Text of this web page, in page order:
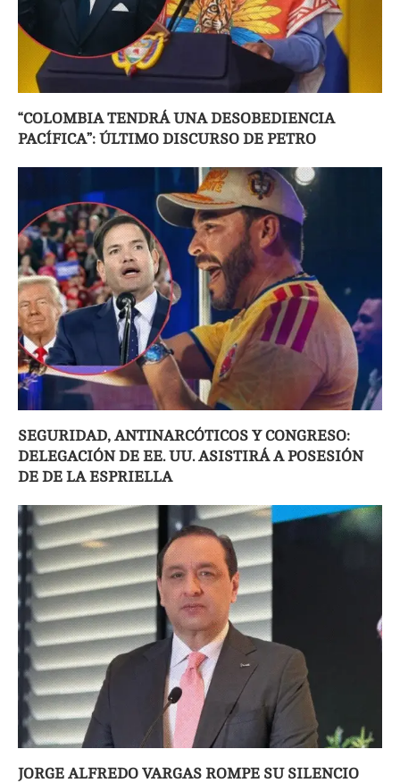
“COLOMBIA TENDRÁ UNA DESOBEDIENCIA
PACÍFICA”: ÚLTIMO DISCURSO DE PETRO
SEGURIDAD, ANTINARCÓTICOS Y CONGRESO:
DELEGACIÓN DE EE. UU. ASISTIRÁ A POSESIÓN
DE DE LA ESPRIELLA
JORGE ALFREDO VARGAS ROMPE SU SILENCIO